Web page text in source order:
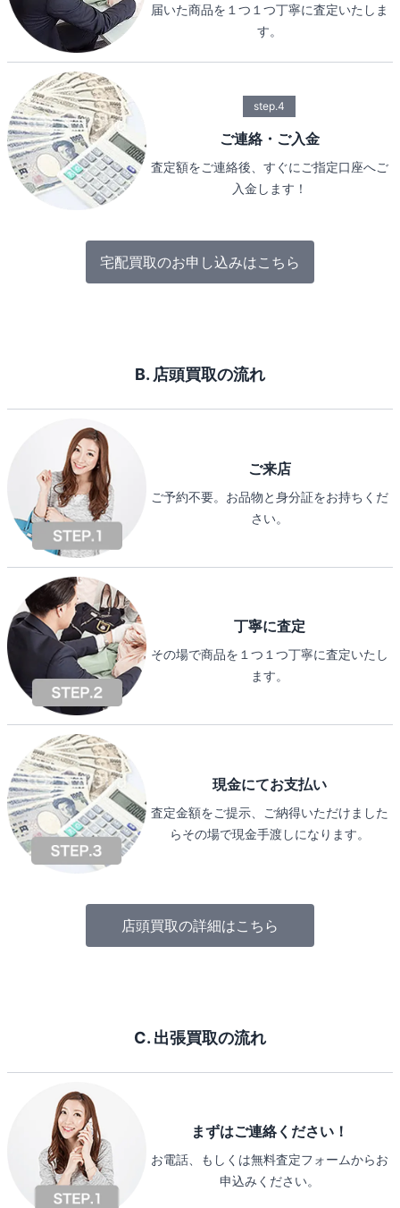
届いた商品を１つ１つ丁寧に査定いたしま
す。
step.4
ご連絡・ご入金
査定額をご連絡後、すぐにご指定口座へご
入金します！
宅配買取のお申し込みはこちら
B. 店頭買取の流れ
ご来店
ご予約不要。お品物と身分証をお持ちくだ
さい。
丁寧に査定
その場で商品を１つ１つ丁寧に査定いたし
ます。
現金にてお支払い
査定金額をご提示、ご納得いただけました
らその場で現金手渡しになります。
店頭買取の詳細はこちら
C. 出張買取の流れ
まずはご連絡ください！
お電話、もしくは無料査定フォームからお
申込みください。